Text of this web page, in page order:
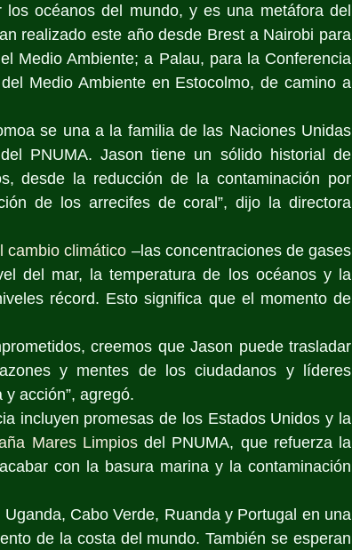
océanos del mundo, y es una metáfora del
realizado este año desde Brest a Nairobi para
Medio Ambiente; a Palau, para la Conferencia
Medio Ambiente en Estocolmo, de camino a
se una a la familia de las Naciones Unidas
PNUMA. Jason tiene un sólido historial de
desde la reducción de la contaminación por
de los arrecifes de coral”, dijo la directora
cambio climático –las concentraciones de gases
del mar, la temperatura de los océanos y la
récord. Esto significa que el momento de
creemos que Jason puede trasladar
y mentes de los ciudadanos y líderes
acción”, agregó.
incluyen promesas de los Estados Unidos y la
Mares Limpios del PNUMA, que refuerza la
con la basura marina y la contaminación
Cabo Verde, Ruanda y Portugal en una
de la costa del mundo. También se esperan